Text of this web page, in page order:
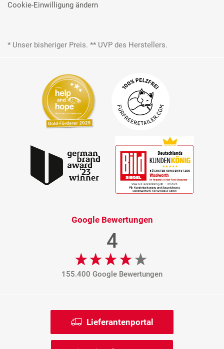
Cookie-Einwilligung ändern
* Unser bisheriger Preis. ** UVP des Herstellers.
Google Bewertungen
4
155.400 Google Bewertungen
Lieferantenportal